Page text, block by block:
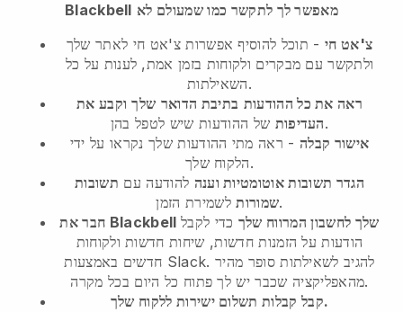
Blackbell מאפשר לך לתקשר כמו שמעולם לא
צ'אט חי - תוכל להוסיף אפשרות צ'אט חי לאתר שלך
ולתקשר עם מבקרים ולקוחות בזמן אמת, לענות על כל
השאילתות.
ראה את כל ההודעות בתיבת הדואר שלך וקבע את
העדיפותשל ההודעות שיש לטפל בהן.
אישור קבלה - ראה מתי ההודעות שלך נקראו על ידי
הלקוח שלך.
הגדר תשובות אוטומטיות וענה להודעה עם תשובות
שמורותלשמירת הזמן.
חבר את Blackbell שלך לחשבון המרווח שלך כדי לקבל
הודעות על הזמנות חדשות, שיחות חדשות ולקוחות
חדשים באמצעות Slack. להגיב לשאילתות סופר מהיר
מהאפליקציה שכבר יש לך פתוח כל היום בכל מקרה.
קבל קבלות תשלום ישירות ללקוח שלך.